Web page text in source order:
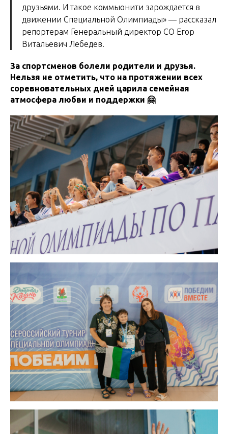
друзьями. И такое коммьюнити зарождается в
движении Специальной Олимпиады» — рассказал
репортерам Генеральный директор СО Егор
Витальевич Лебедев.
За спортсменов болели родители и друзья.
Нельзя не отметить, что на протяжении всех
соревновательных дней царила семейная
атмосфера любви и поддержки 🤗